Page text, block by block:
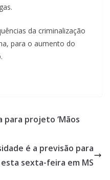
da criminalização
para o aumento do
para projeto ‘Mãos
é a previsão para
esta sexta-feira em MS